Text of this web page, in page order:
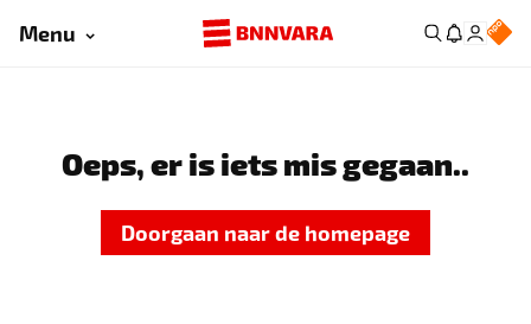
Menu
Oeps, er is iets mis gegaan..
Doorgaan naar de homepage